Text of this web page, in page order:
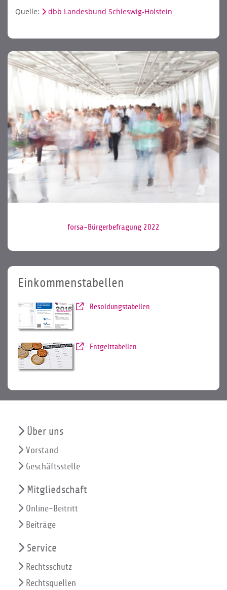
Quelle:
dbb Landesbund Schleswig-Holstein
forsa-Bürgerbefragung 2022
Einkommenstabellen
Besoldungstabellen
Entgelttabellen
Über uns
Vorstand
Geschäftsstelle
Mitgliedschaft
Online-Beitritt
Beiträge
Service
Rechtsschutz
Rechtsquellen